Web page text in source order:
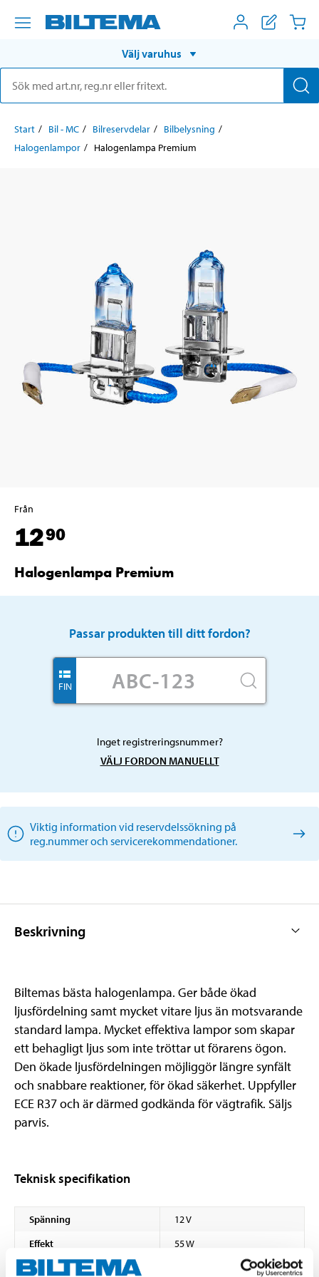
Välj varuhus
Start Bil - MC Bilreservdelar
Bilbelysning
Halogenlampor
Halogenlampa Premium
Från
1290
Halogenlampa Premium
Passar produkten till ditt fordon?
FIN
Inget registreringsnummer?
VÄLJ FORDON MANUELLT
Viktig information vid reservdelssökning på
reg.nummer och servicerekommendationer.
Beskrivning
Biltemas bästa halogenlampa. Ger både ökad
ljusfördelning samt mycket vitare ljus än motsvarande
standard lampa. Mycket effektiva lampor som skapar
ett behagligt ljus som inte tröttar ut förarens ögon.
Den ökade ljusfördelningen möjliggör längre synfält
och snabbare reaktioner, för ökad säkerhet. Uppfyller
ECE R37 och är därmed godkända för vägtrafik. Säljs
parvis.
Teknisk specifikation
Spänning
12 V
Effekt
55 W